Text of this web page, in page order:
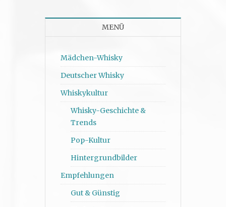
MENÜ
Mädchen-Whisky
Deutscher Whisky
Whiskykultur
Whisky-Geschichte &
Trends
Pop-Kultur
Hintergrundbilder
Empfehlungen
Gut & Günstig